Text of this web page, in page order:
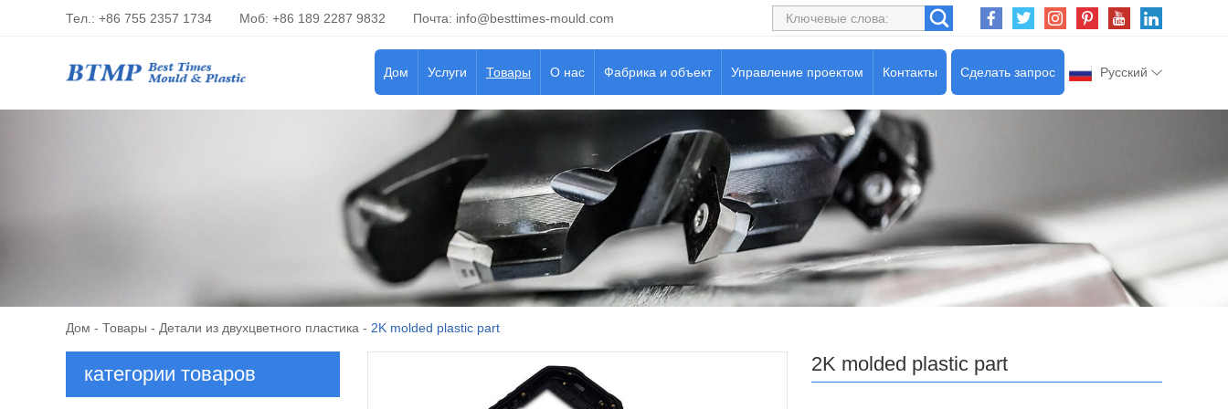
Тел.: +86 755 2357 1734 Моб: +86 189 2287 9832 Почта: info@besttimes-mould.com
Русский
Сделать запрос
Дом Услуги Товары О нас Фабрика и объект Управление проектом Контакты
Дом - Товары - Детали из двухцветного пластика - 2K molded plastic part
2K molded plastic part
категории товаров